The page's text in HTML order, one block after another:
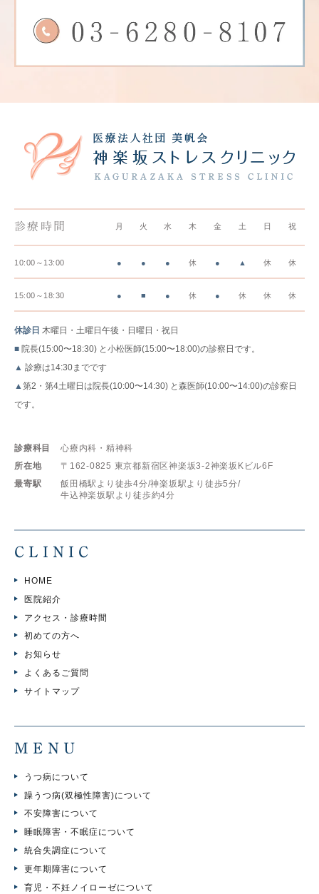
診療時間 月 火 水 木 金 土 日 祝
10:00～13:00 ● ● ● 休 ● ▲ 休 休
15:00～18:30 ● ■ ● 休 ● 休 休 休
休診日 木曜日・土曜日午後・日曜日・祝日
■ 院長(15:00〜18:30) と小松医師(15:00〜18:00)の診察日です。
▲ 診療は14:30までです
▲第2・第4土曜日は院長(10:00〜14:30) と森医師(10:00〜14:00)の診察日
です。
診療科目
心療内科・精神科
所在地
〒162-0825 東京都新宿区神楽坂3-2神楽坂Kビル6F
最寄駅
飯田橋駅より徒歩4分/神楽坂駅より徒歩5分/
牛込神楽坂駅より徒歩約4分
CLINIC
HOME
医院紹介
アクセス・診療時間
初めての方へ
お知らせ
よくあるご質問
サイトマップ
MENU
うつ病について
躁うつ病(双極性障害)について
不安障害について
睡眠障害・不眠症について
統合失調症について
更年期障害について
育児・不妊ノイローゼについて